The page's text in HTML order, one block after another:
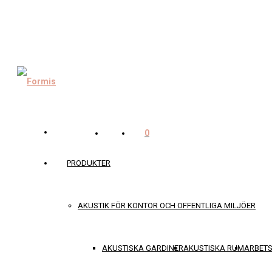
PRODUKTER
AKUSTIK FÖR KONTOR OCH OFFENTLIGA MILJÖER
AKUSTISKA GARDINERAKUSTISKA RUM
0